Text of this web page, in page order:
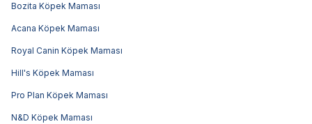
Bozita Köpek Maması
Acana Köpek Maması
Royal Canin Köpek Maması
Hill's Köpek Maması
Pro Plan Köpek Maması
N&D Köpek Maması